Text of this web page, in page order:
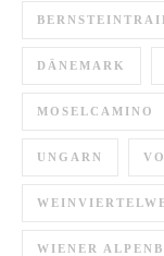
DÄNEMARK
MOSELCAMINO
UNGARN
WIENER